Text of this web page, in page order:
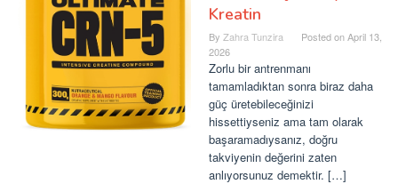
Kreatin
By Zahra Tunzira Posted onApril 13,
2026
Zorlu bir antrenmanı
tamamladıktan sonra biraz daha
güç üretebileceğinizi
hissettiyseniz ama tam olarak
başaramadıysanız, doğru
takviyenin değerini zaten
anlıyorsunuz demektir. […]